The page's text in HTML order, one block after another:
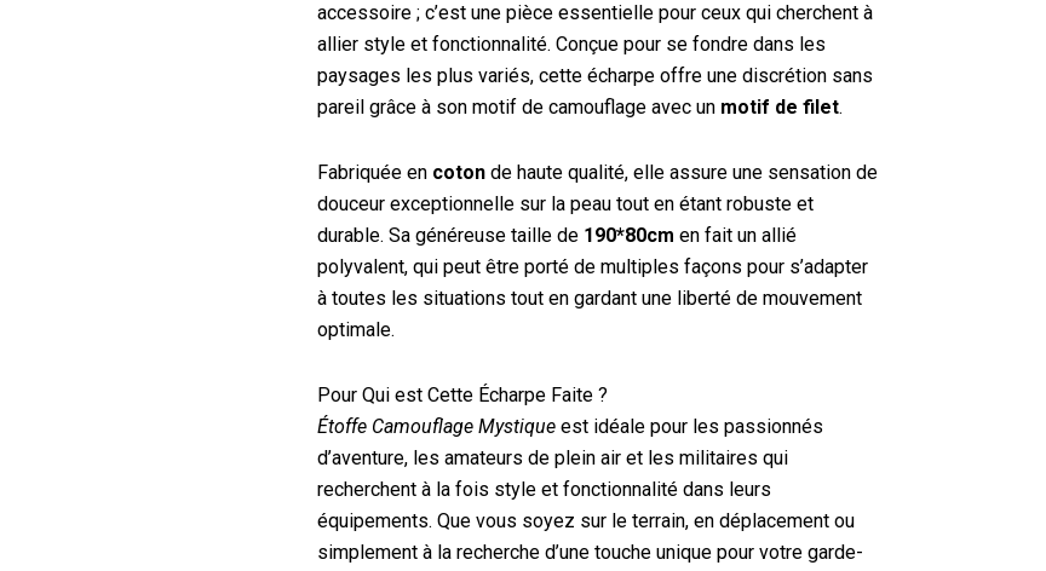
accessoire ; c’est une pièce essentielle pour ceux qui cherchent à
allier style et fonctionnalité. Conçue pour se fondre dans les
paysages les plus variés, cette écharpe offre une discrétion sans
pareil grâce à son motif de camouflage avec un motif de filet.
Fabriquée en coton de haute qualité, elle assure une sensation de
douceur exceptionnelle sur la peau tout en étant robuste et
durable. Sa généreuse taille de 190*80cm en fait un allié
polyvalent, qui peut être porté de multiples façons pour s’adapter
à toutes les situations tout en gardant une liberté de mouvement
optimale.
Pour Qui est Cette Écharpe Faite ?
Étoffe Camouflage Mystique est idéale pour les passionnés
d’aventure, les amateurs de plein air et les militaires qui
recherchent à la fois style et fonctionnalité dans leurs
équipements. Que vous soyez sur le terrain, en déplacement ou
simplement à la recherche d’une touche unique pour votre garde-